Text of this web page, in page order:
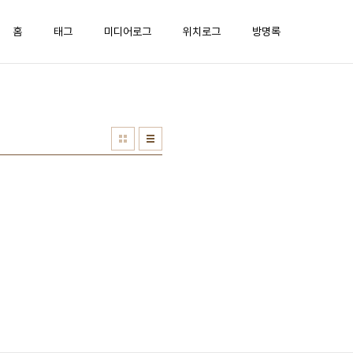
홈 태그 미디어로그 위치로그 방명록